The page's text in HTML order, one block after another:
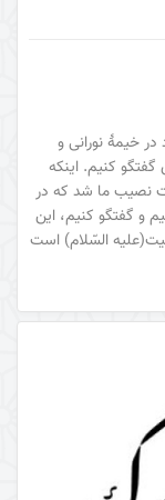
خیمۀ نورانی و
کنیم. اینکه
نصیب ما شد که در
و گفتگو کنیم، این
السّلام) است